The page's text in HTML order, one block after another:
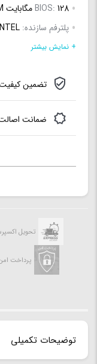
BIOS: 128 مگابایت Flash ROM
پلترفم سازنده:
نوع پردازنده:
فرکانس رم:
2133
buffered Memory*
تعداد اسلات رم:4عدد
+ نمایش بیشتر
تضمین
ضمانت
تحویل
پرداخت
توضیحات تکمیلی